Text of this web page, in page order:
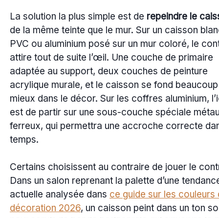
La solution la plus simple est de repeindre le
de la même teinte que le mur. Sur un caisson
PVC ou aluminium posé sur un mur coloré, le
attire tout de suite l’œil. Une couche de primaire
adaptée au support, deux couches de peinture
acrylique murale, et le caisson se fond beaucoup
mieux dans le décor. Sur les coffres aluminium,
est de partir sur une sous-couche spéciale
ferreux, qui permettra une accroche correcte
temps.
Certains choisissent au contraire de jouer le
Dans un salon reprenant la palette d’une
actuelle analysée dans ce guide sur les couleurs
décoration 2026, un caisson peint dans un ton